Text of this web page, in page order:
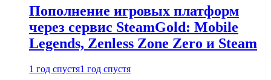
Пополнение игровых платформ
через сервис SteamGold: Mobile
Legends, Zenless Zone Zero и Steam
1 год спустя1 год спустя